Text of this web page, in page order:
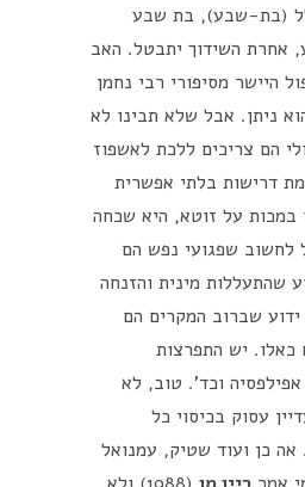
בגיל 13 (אלמה), דוד מתעלל (בת-שבע), בת שבע
אחרת השידוך יתבטל. האב
היישר מסיפורי רבי נחמן
ניתן. אבל שלא תבינו לא
הם צריכים ללכת לאשפוז
דרישות בלתי אפשרית
במכות על זוטא, היא שכחה
לחשוב שפגועי נפש הם
שהתעללות מינית והזנחה
ידוע שברוב המקרים הם
כאלו. יש התפרצות
וכד'. טוב, לא
עסוק בכיסוי כל
כן ועוד שטיק, עמנואל